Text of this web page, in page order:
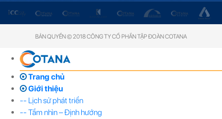
BẢN QUYỀN © 2018 CÔNG TY CỔ PHẦN TẬP ĐOÀN COTANA
Trang chủ
Giới thiệu
-- Lịch sử phát triển
-- Tầm nhìn – Định hướng